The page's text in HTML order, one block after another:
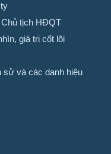
tịch HĐQT
giá trị cốt lõi
sử và các danh hiệu